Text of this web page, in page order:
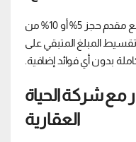
تتوفر أنظمة تقسيط مرنة تبدأ بدفع مقدم حجز 5% أو 10% من
تقسيط المبلغ المتبقي على
مع شركة الحياة
العقارية